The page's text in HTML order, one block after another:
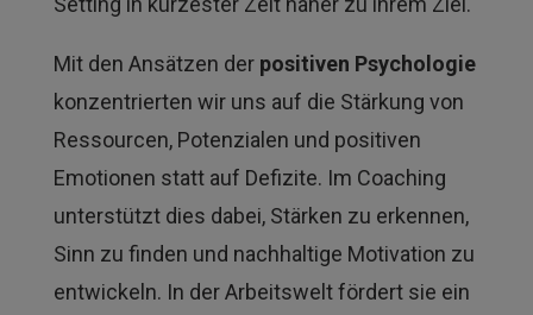
Mit den Ansätzen der positiven Psychologie
konzentrierten wir uns auf die Stärkung von
Ressourcen, Potenzialen und positiven
Emotionen statt auf Defizite. Im Coaching
unterstützt dies dabei, Stärken zu erkennen,
Sinn zu finden und nachhaltige Motivation zu
entwickeln. In der Arbeitswelt fördert sie ein